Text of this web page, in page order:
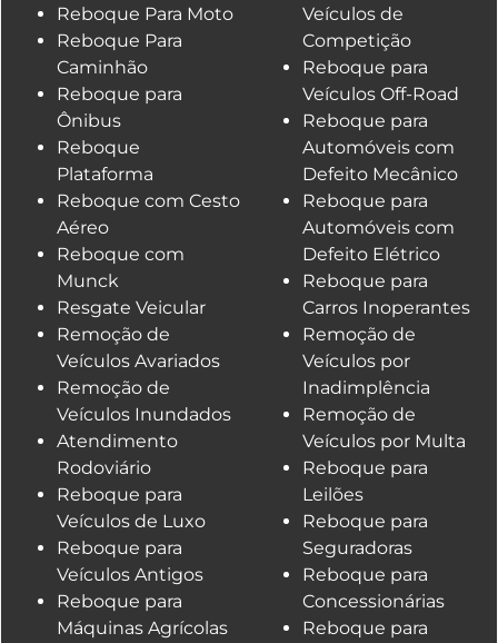
Reboque Para Moto
Reboque Para
Caminhão
Reboque para
Ônibus
Reboque
Plataforma
Reboque com Cesto
Aéreo
Reboque com
Munck
Resgate Veicular
Remoção de
Veículos Avariados
Remoção de
Veículos Inundados
Atendimento
Rodoviário
Reboque para
Veículos de Luxo
Reboque para
Veículos Antigos
Reboque para
Máquinas Agrícolas
Veículos de
Competição
Reboque para
Veículos Off-Road
Reboque para
Automóveis com
Defeito Mecânico
Reboque para
Automóveis com
Defeito Elétrico
Reboque para
Carros Inoperantes
Remoção de
Veículos por
Inadimplência
Remoção de
Veículos por Multa
Reboque para
Leilões
Reboque para
Seguradoras
Reboque para
Concessionárias
Reboque para